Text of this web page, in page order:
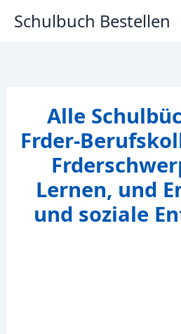
InhaltSchulbuch Bestellen
Alle
Frder-
Lernen, und
und soziale